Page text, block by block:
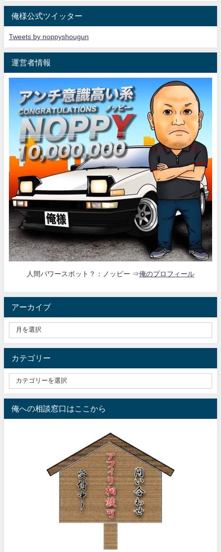
俺様公式ツイッター
Tweets by noppyshougun
運営者情報
人間パワースポット？：ノッピー ⇒俺のプロフィール
アーカイブ
カテゴリー
俺への相談窓口はここから